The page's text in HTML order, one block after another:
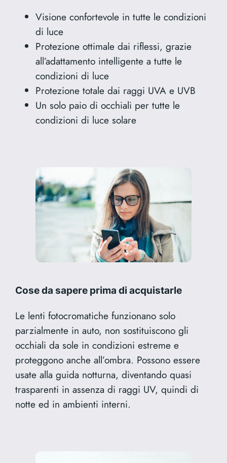
Visione confortevole in tutte le condizioni
di luce
Protezione ottimale dai riflessi, grazie
all’adattamento intelligente a tutte le
condizioni di luce
Protezione totale dai raggi UVA e UVB
Un solo paio di occhiali per tutte le
condizioni di luce solare
Cose da sapere prima di acquistarle
Le lenti fotocromatiche funzionano solo
parzialmente in auto, non sostituiscono gli
occhiali da sole in condizioni estreme e
proteggono anche all’ombra. Possono essere
usate alla guida notturna, diventando quasi
trasparenti in assenza di raggi UV, quindi di
notte ed in ambienti interni.